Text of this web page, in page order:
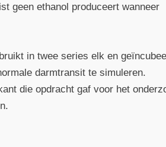
geen ethanol produceert wanneer
in twee series elk en
darmtransit te simuleren.
die opdracht gaf voor het